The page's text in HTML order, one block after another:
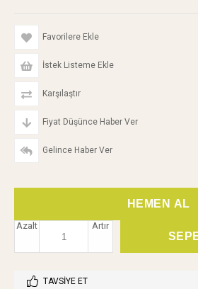
Favorilere Ekle
İstek Listeme Ekle
Karşılaştır
Fiyat Düşünce Haber Ver
Gelince Haber Ver
Artır
Azalt
TAVSIYE ET